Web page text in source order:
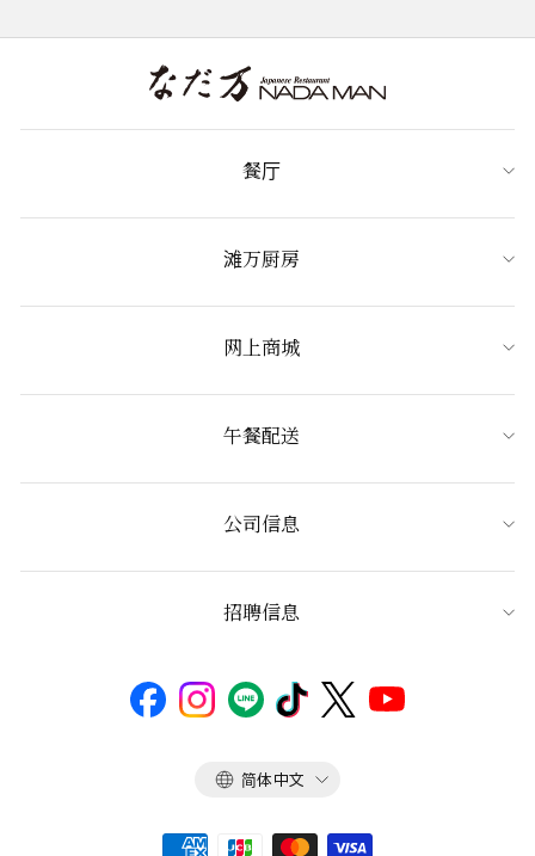
餐厅
滩万厨房
网上商城
午餐配送
公司信息
招聘信息
语
简体中文